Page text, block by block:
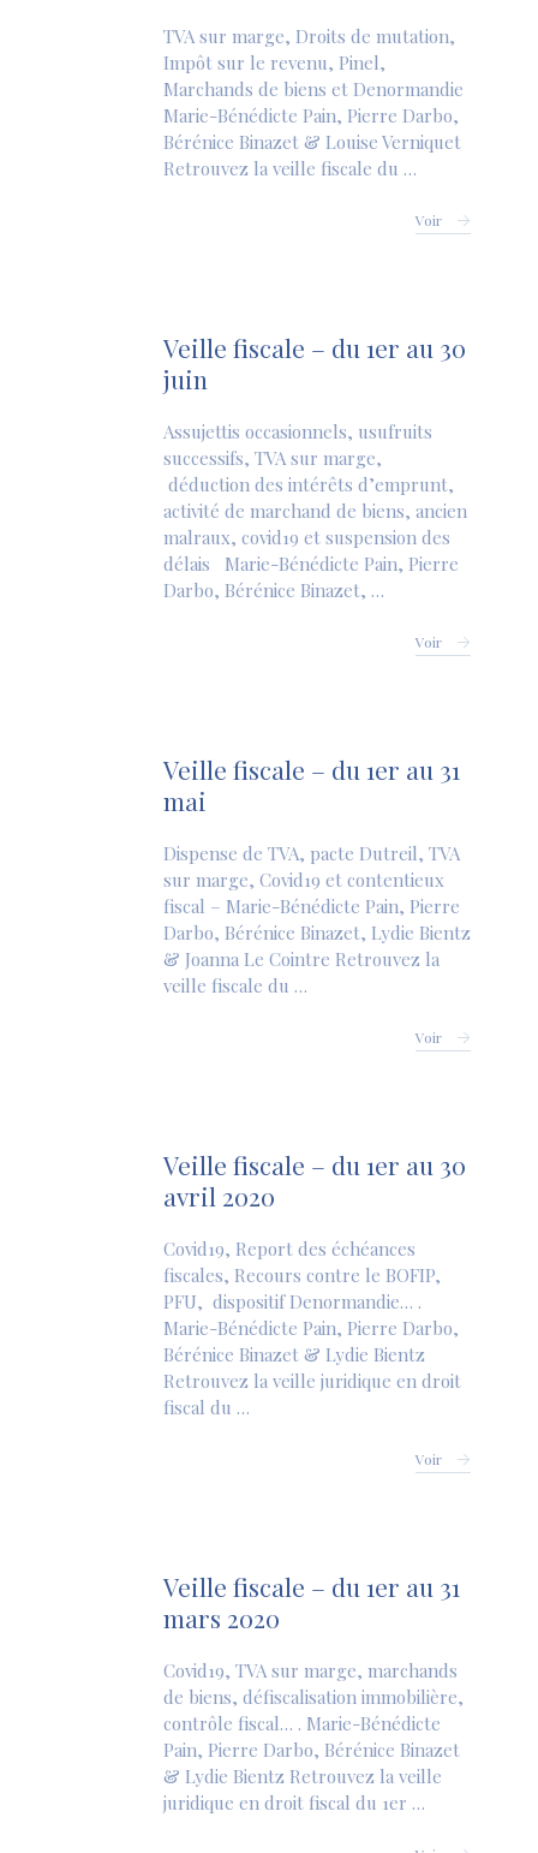
TVA sur marge, Droits de mutation,
Impôt sur le revenu, Pinel,
Marchands de biens et Denormandie
Marie-Bénédicte Pain, Pierre Darbo,
Bérénice Binazet & Louise Verniquet
Retrouvez la veille fiscale du …
Voir
Veille fiscale – du 1er au 30
juin
Assujettis occasionnels, usufruits
successifs, TVA sur marge,
déduction des intérêts d’emprunt,
activité de marchand de biens, ancien
malraux, covid19 et suspension des
délais Marie-Bénédicte Pain, Pierre
Darbo, Bérénice Binazet, …
Voir
Veille fiscale – du 1er au 31
mai
Dispense de TVA, pacte Dutreil, TVA
sur marge, Covid19 et contentieux
fiscal – Marie-Bénédicte Pain, Pierre
Darbo, Bérénice Binazet, Lydie Bientz
& Joanna Le Cointre Retrouvez la
veille fiscale du …
Voir
Veille fiscale – du 1er au 30
avril 2020
Covid19, Report des échéances
fiscales, Recours contre le BOFIP,
PFU, dispositif Denormandie… .
Marie-Bénédicte Pain, Pierre Darbo,
Bérénice Binazet & Lydie Bientz
Retrouvez la veille juridique en droit
fiscal du …
Voir
Veille fiscale – du 1er au 31
mars 2020
Covid19, TVA sur marge, marchands
de biens, défiscalisation immobilière,
contrôle fiscal… . Marie-Bénédicte
Pain, Pierre Darbo, Bérénice Binazet
& Lydie Bientz Retrouvez la veille
juridique en droit fiscal du 1er …